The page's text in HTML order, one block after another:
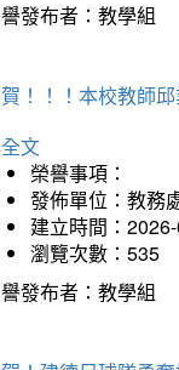
發布者：教學組
！！！本校教師
文
榮譽事項：
發佈單位：教務
建立時間：
瀏覽次數：535
發布者：教學組